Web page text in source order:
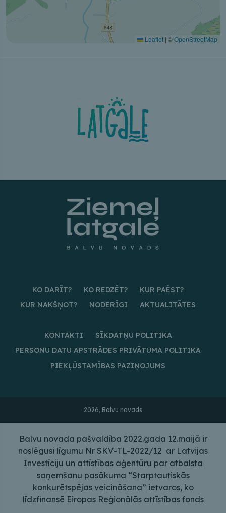
Leaflet | ©OpenStreetMap
KO DARĪT? KO REDZĒT?
KUR PAĒST?
KUR NAKŠŅOT?
NODERĪGI AKTUALITĀTES
KONTAKTI
SĪKDATŅU POLITIKA
PERSONU DATU APSTRĀDES PRIVĀTUMA POLITIKA
PIEKĻŪSTAMĪBAS PAZIŅOJUMS
2026, Balvu novads
Balvu novada pašvaldība 2022.gada 12.maijā ir
noslēgusi līgumu Nr SKV-TL-2022/12 ar Latvijas
Investīciju un attīstības aģentūru par atbalsta
saņemšanu pasākuma “Starptautiskās
konkurētspējas veicināšana” ietvaros, ko
līdzfinansē Eiropas Reģionālās attīstības fonds